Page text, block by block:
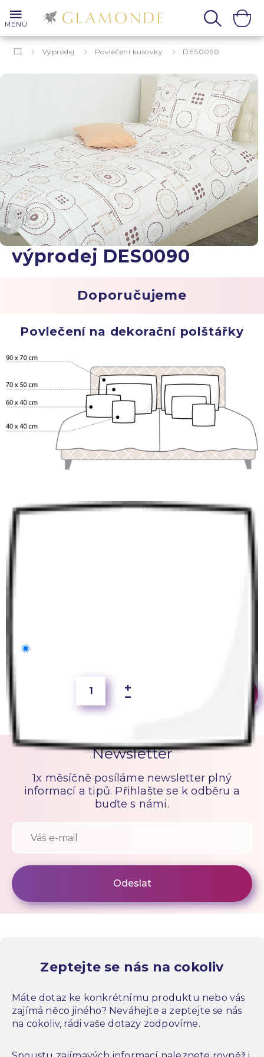
MENU
Výprodej Povlečení kusovky DES0090
výprodej DES0090
Doporučujeme
Povlečení na dekorační polštářky
Newsletter
1x měsíčně posíláme newsletter plný
informací a tipů. Přihlašte se k odběru a
buďte s námi.
Zeptejte se nás na cokoliv
Máte dotaz ke konkrétnímu produktu nebo vás
zajímá něco jiného? Neváhejte a zeptejte se nás
na cokoliv, rádi vaše dotazy zodpovíme.